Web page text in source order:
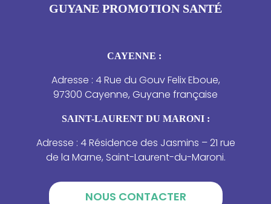
GUYANE PROMOTION SANTÉ
CAYENNE :
Adresse : 4 Rue du Gouv Felix Eboue,
97300 Cayenne, Guyane française
SAINT-LAURENT DU MARONI :
Adresse : 4 Résidence des Jasmins – 21 rue
de la Marne, Saint-Laurent-du-Maroni.
NOUS CONTACTER